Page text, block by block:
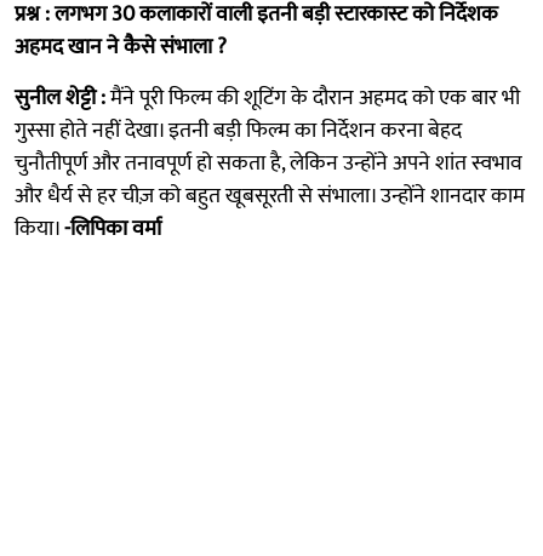
प्रश्न : लगभग 30 कलाकारों वाली इतनी बड़ी स्टारकास्ट को निर्देशक
अहमद खान ने कैसे संभाला ?
सुनील शेट्टी :मैंने पूरी फिल्म की शूटिंग के दौरान अहमद को एक बार भी
गुस्सा होते नहीं देखा। इतनी बड़ी फिल्म का निर्देशन करना बेहद
चुनौतीपूर्ण और तनावपूर्ण हो सकता है, लेकिन उन्होंने अपने शांत स्वभाव
और धैर्य से हर चीज़ को बहुत खूबसूरती से संभाला। उन्होंने शानदार काम
किया।-लिपिका वर्मा